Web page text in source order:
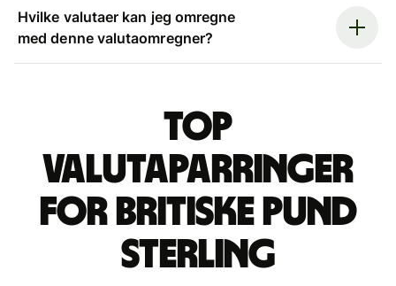
Hvilke valutaer kan jeg omregne
med denne valutaomregner?
Top
valutaparringer
for britiske pund
sterling